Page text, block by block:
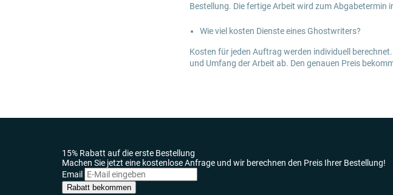
Bestellung. Die fertige Arbeit wird zum Abgabetermin
Wie viel kosten Dienste eines Ghostwriters?
Kosten für jeden Auftrag werden individuell
und Umfang der Arbeit ab. Den genauen Preis
15% Rabatt auf die erste Bestellung
Machen Sie jetzt eine kostenlose Anfrage und wir berechnen den Preis Ihrer Bestellung!
Email
Rabatt bekommen